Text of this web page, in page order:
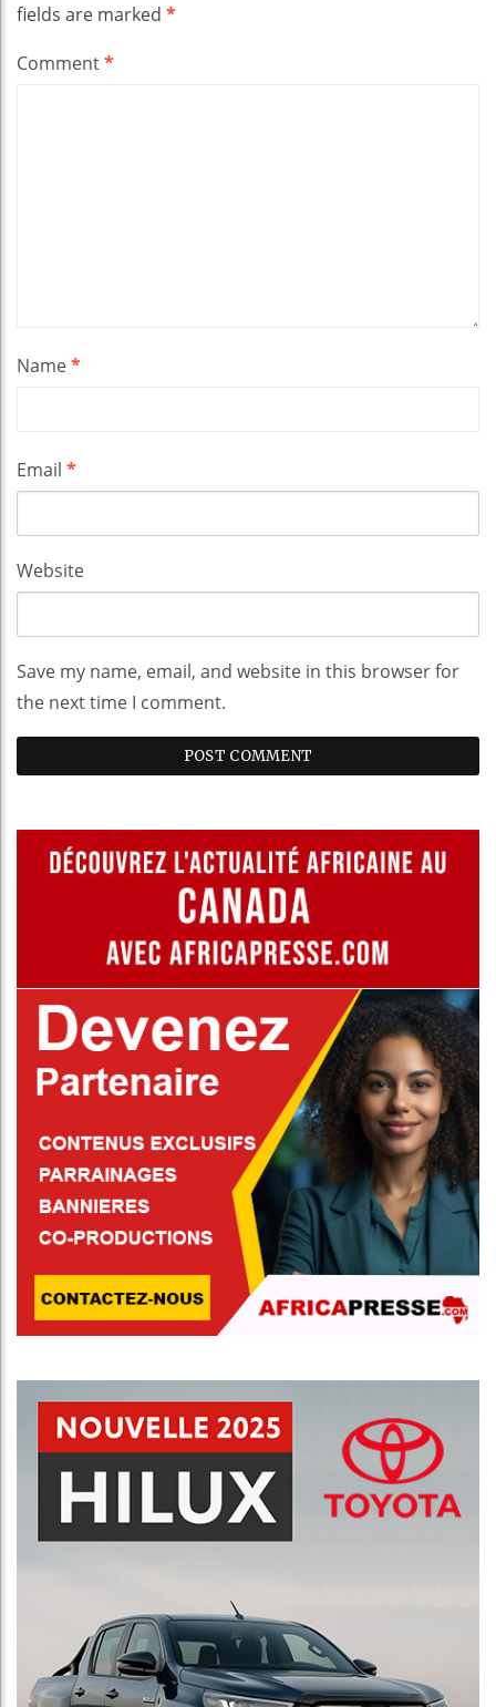
fields are marked *
Comment*
Name*
Email *
Website
Save my name, email, and website in this browser for
the next time I comment.